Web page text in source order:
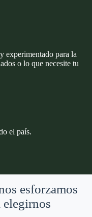
experimentado para la
o lo que necesite tu
el país.
esforzamos
elegirnos